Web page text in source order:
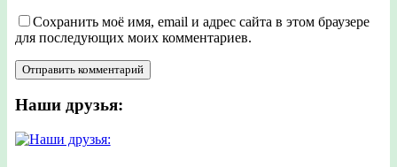
Сохранить моё имя, email и адрес сайта в этом браузере
для последующих моих комментариев.
Наши друзья: